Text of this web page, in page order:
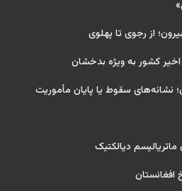
از رجوی تا پهلوی
کشور به ویژه بدخشان
نشانه‌های سقوط یا پایان مأموریت
دیالکتیک
افغانستان